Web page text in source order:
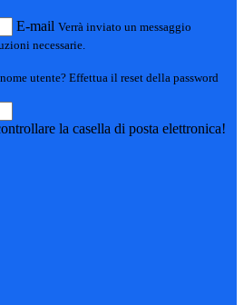
E-mail Verrà inviato un messaggio
necessarie.
utente? Effettua il reset della password
la casella di posta elettronica!